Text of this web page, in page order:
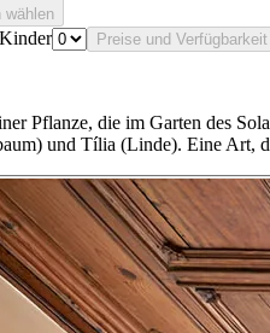
wählen
Kinder Preise und
Pflanze, die im Garten des
und Tília (Linde). Eine Art,